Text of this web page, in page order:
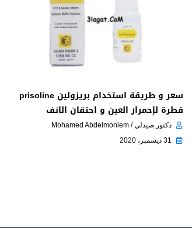
سعر و طريقة استخدام بريزولين prisoline
قطرة لإحمرار العين و احتقان الانف
دكتور صيدلي / Mohamed Abdelmoniem
31 ديسمبر، 2020